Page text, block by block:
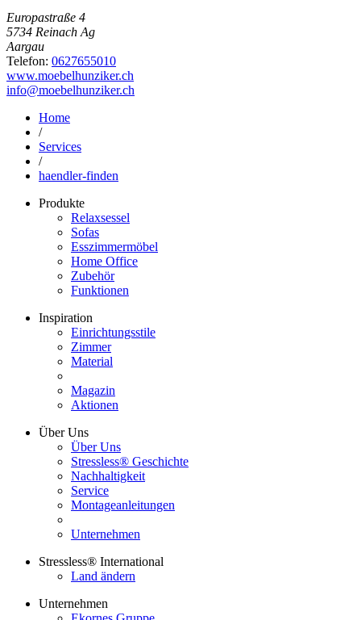
Europastraße 4
5734 Reinach Ag
Aargau
Telefon: 0627655010
www.moebelhunziker.ch
info@moebelhunziker.ch
Home
/
Services
/
haendler-finden
Produkte
Relaxsessel
Sofas
Esszimmermöbel
Home Office
Zubehör
Funktionen
Inspiration
Einrichtungsstile
Zimmer
Material
Magazin
Aktionen
Über Uns
Über Uns
Stressless® Geschichte
Nachhaltigkeit
Service
Montageanleitungen
Unternehmen
Stressless® International
Land ändern
Unternehmen